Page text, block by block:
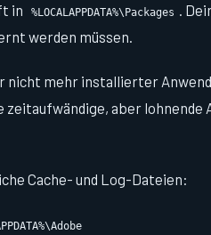
in
%LOCALAPPDATA%\Packages .
werden müssen.
nicht mehr installierter
aber lohnende
Cache- und Log-Dateien: